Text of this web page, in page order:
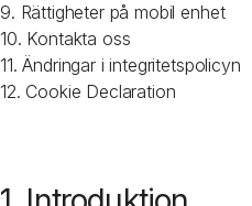
9. Rättigheter på mobil enhet
10. Kontakta oss
11. Ändringar i integritetspolicyn
12. Cookie Declaration